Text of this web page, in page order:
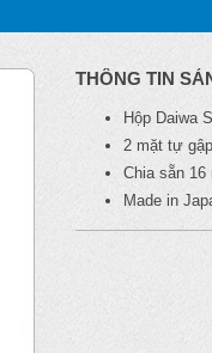
THÔNG TIN
Hộp Daiwa
2 mặt tự
Chia sẵn
Made in